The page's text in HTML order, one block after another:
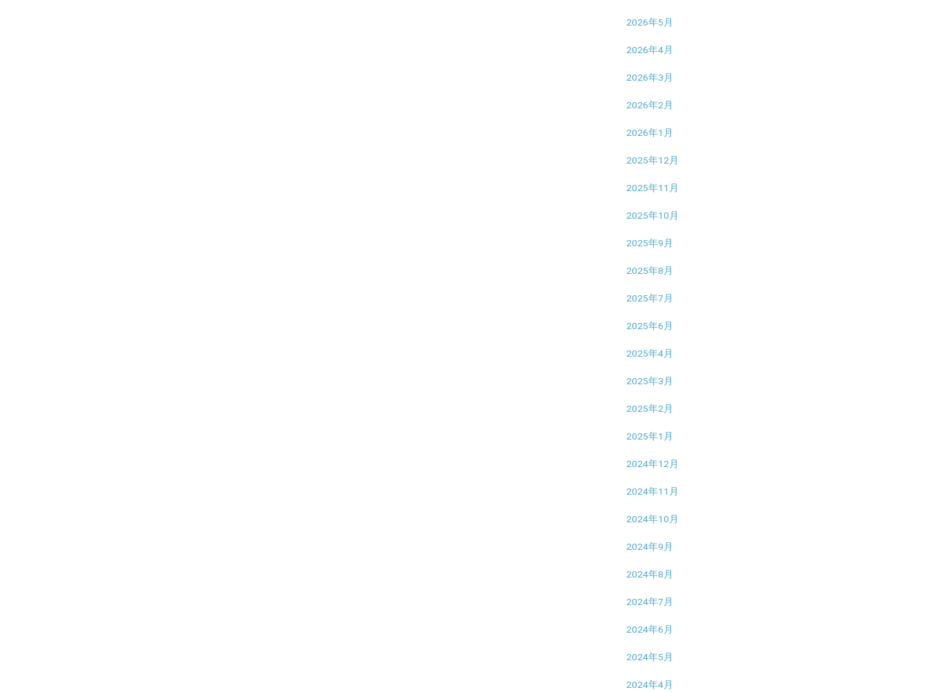
2026年5月
2026年4月
2026年3月
2026年2月
2026年1月
2025年12月
2025年11月
2025年10月
2025年9月
2025年8月
2025年7月
2025年6月
2025年4月
2025年3月
2025年2月
2025年1月
2024年12月
2024年11月
2024年10月
2024年9月
2024年8月
2024年7月
2024年6月
2024年5月
2024年4月